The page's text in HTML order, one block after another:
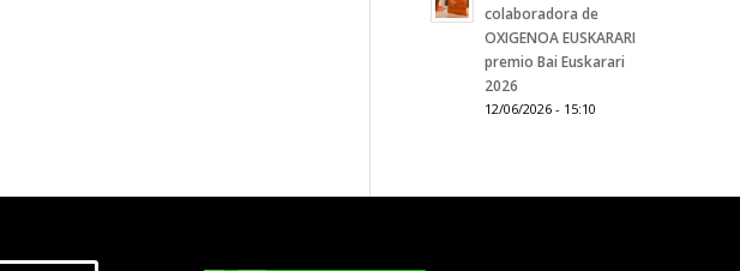
colaboradora de
OXIGENOA EUSKARARI
premio Bai Euskarari
2026
12/06/2026 - 15:10